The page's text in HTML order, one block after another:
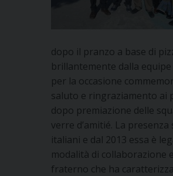
dopo il pranzo a base di
brillantemente dalla
per la occasione
saluto e ringraziamento ai
dopo premiazione delle
verre d’amitié. La
italiani e dal 2013 essa è
modalità di collaborazione
fraterno che ha